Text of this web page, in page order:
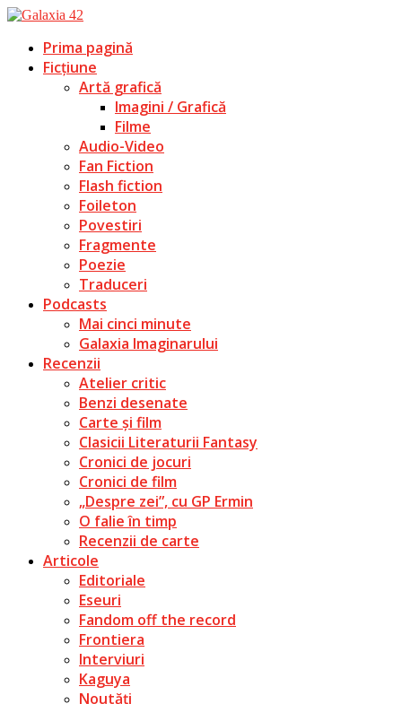
Prima pagină
Ficțiune
Artă grafică
Imagini / Grafică
Filme
Audio-Video
Fan Fiction
Flash fiction
Foileton
Povestiri
Fragmente
Poezie
Traduceri
Podcasts
Mai cinci minute
Galaxia Imaginarului
Recenzii
Atelier critic
Benzi desenate
Carte și film
Clasicii Literaturii Fantasy
Cronici de jocuri
Cronici de film
„Despre zei”, cu GP Ermin
O falie în timp
Recenzii de carte
Articole
Editoriale
Eseuri
Fandom off the record
Frontiera
Interviuri
Kaguya
Noutăți